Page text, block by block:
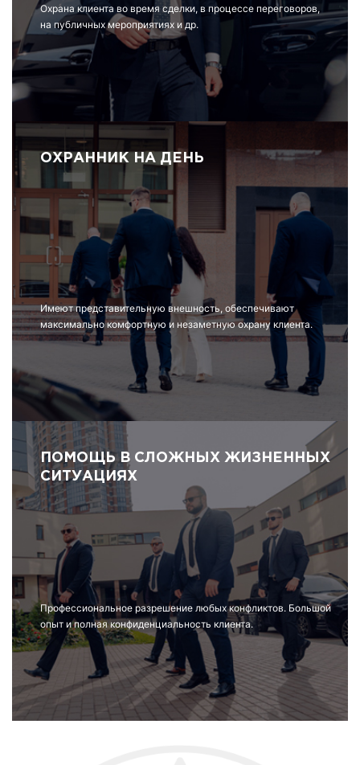
Охрана клиента во время сделки, в процессе переговоров,
на публичных мероприятиях и др.
ОХРАННИК НА ДЕНЬ
Имеют представительную внешность, обеспечивают
максимально комфортную и незаметную охрану клиента.
ПОМОЩЬ В СЛОЖНЫХ ЖИЗНЕННЫХ
СИТУАЦИЯХ
Профессиональное разрешение любых конфликтов. Большой
опыт и полная конфиденциальность клиента.